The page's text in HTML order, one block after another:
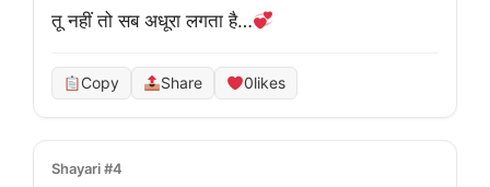
तू नहीं तो सब अधूरा लगता है…
Copy Share 0likes
Shayari #4